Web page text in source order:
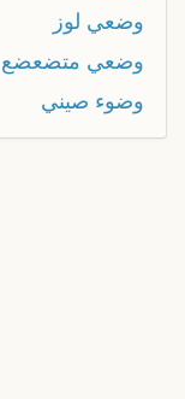
وضعي لوز
وضعي متضعضع
وضوء صيني